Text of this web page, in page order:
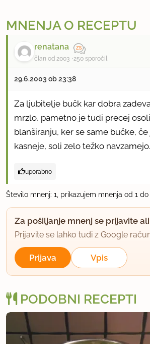
MNENJA O RECEPTU
renatana
član od 2003 250 sporočil
29.6.2003 ob 23:38
Za ljubitelje bučk kar dobra
mrzlo, pametno je tudi precej
blanširanju, ker se same bučke,
kasneje, soli zelo težko navzamejo.
uporabno
Število mnenj: 1, prikazujem mnenja od 1 do
Za pošiljanje mnenj se prijavite
Prijavite se lahko tudi z Google
Prijava Vpis
PODOBNI RECEPTI